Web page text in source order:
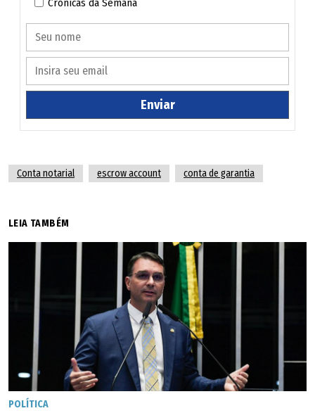
Enviar
Conta notarial escrow account conta de garantia
LEIA TAMBÉM
POLÍTICA